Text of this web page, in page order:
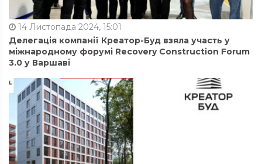
14 Листопада 2024, 15:01
Делегація компанії Креатор-Буд взяла участь у
міжнародному форумі Recovery Construction Forum
3.0 у Варшаві